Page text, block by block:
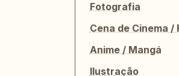
Fotografia
Cena de Cinema /
Anime / Mangá
Ilustração